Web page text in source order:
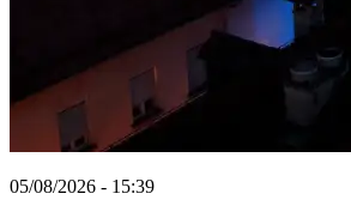
05/08/2026 - 15:39